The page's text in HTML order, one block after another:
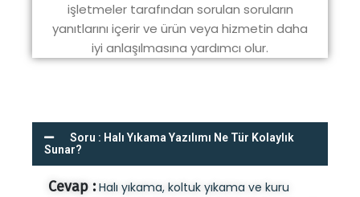
işletmeler tarafından sorulan soruların
yanıtlarını içerir ve ürün veya hizmetin daha
iyi anlaşılmasına yardımcı olur.
Soru : Halı Yıkama Yazılımı Ne Tür Kolaylık
Sunar?
Cevap :Halı yıkama, koltuk yıkama ve kuru